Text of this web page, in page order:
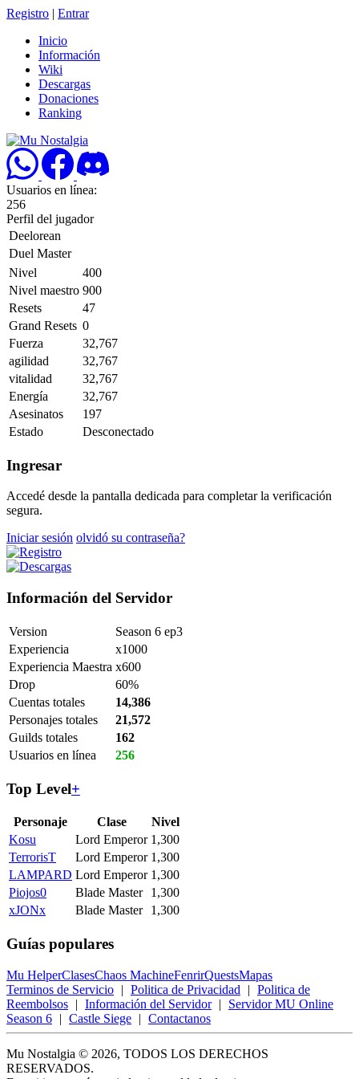
Registro | Entrar
Inicio
Información
Wiki
Descargas
Donaciones
Ranking
Usuarios en línea:
256
Perfil del jugador
Deelorean
Duel Master
Nivel
400
Nivel maestro 900
Resets
47
Grand Resets 0
Fuerza
32,767
agilidad
32,767
vitalidad
32,767
Energía
32,767
Asesinatos
197
Estado
Desconectado
Ingresar
Accedé desde la pantalla dedicada para completar la verificación
segura.
Iniciar sesión olvidó su contraseña?
Información del Servidor
Version
Season 6 ep3
Experiencia
x1000
Experiencia Maestra x600
Drop
60%
Cuentas totales
14,386
Personajes totales
21,572
Guilds totales
162
Usuarios en línea
256
Top Level+
Personaje Clase
Nivel
Kosu
Lord Emperor 1,300
TerrorisT
Lord Emperor 1,300
LAMPARD Lord Emperor 1,300
Piojos0
Blade Master
1,300
xJONx
Blade Master 1,300
Guías populares
Mu HelperClasesChaos MachineFenrirQuestsMapas
Terminos de Servicio | Politica de Privacidad | Politica de
Reembolsos | Información del Servidor |
Servidor MU Online
Season 6 | Castle Siege | Contactanos
Mu Nostalgia © 2026, TODOS LOS DERECHOS
RESERVADOS.